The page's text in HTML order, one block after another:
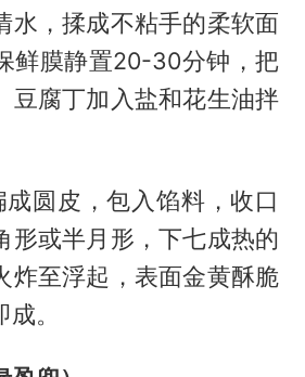
水，揉成不粘手的柔软面
鲜膜静置20-30分钟，把
豆腐丁加入盐和花生油拌
圆皮，包入馅料，收口
形或半月形，下七成热的
炸至浮起，表面金黄酥脆
。